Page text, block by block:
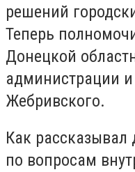
решений
Теперь
Донецкой
администрации
Жебривского.
Как рассказывал
по вопросам